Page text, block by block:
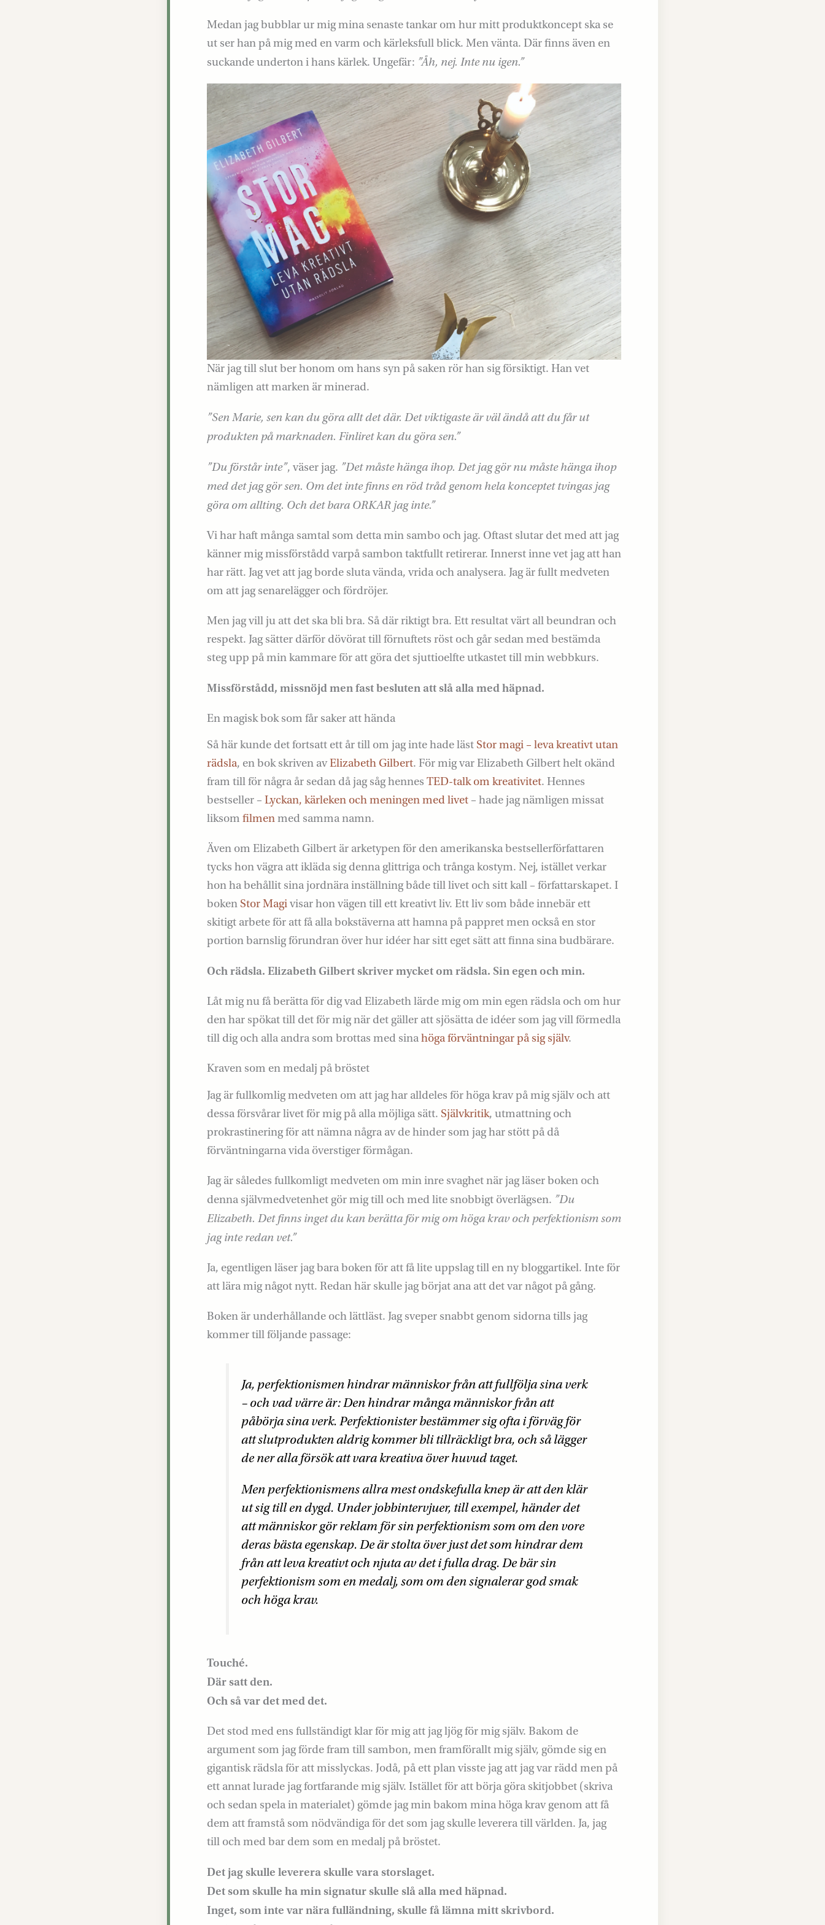
Medan jag bubblar ur mig mina senaste tankar om hur mitt produktkoncept ska se
ut ser han på mig med en varm och kärleksfull blick. Men vänta. Där finns även en
suckande underton i hans kärlek. Ungefär: ”Åh, nej. Inte nu igen.”
När jag till slut ber honom om hans syn på saken rör han sig försiktigt. Han vet
nämligen att marken är minerad.
”Sen Marie, sen kan du göra allt det där. Det viktigaste är väl ändå att du får ut
produkten på marknaden. Finliret kan du göra sen.”
”Du förstår inte”, väser jag. ”Det måste hänga ihop. Det jag gör nu måste hänga ihop
med det jag gör sen. Om det inte finns en röd tråd genom hela konceptet tvingas jag
göra om allting. Och det bara ORKAR jag inte.”
Vi har haft många samtal som detta min sambo och jag. Oftast slutar det med att jag
känner mig missförstådd varpå sambon taktfullt retirerar. Innerst inne vet jag att han
har rätt. Jag vet att jag borde sluta vända, vrida och analysera. Jag är fullt medveten
om att jag senarelägger och fördröjer.
Men jag vill ju att det ska bli bra. Så där riktigt bra. Ett resultat värt all beundran och
respekt. Jag sätter därför dövörat till förnuftets röst och går sedan med bestämda
steg upp på min kammare för att göra det sjuttioelfte utkastet till min webbkurs.
Missförstådd, missnöjd men fast besluten att slå alla med häpnad.
En magisk bok som får saker att hända
Så här kunde det fortsatt ett år till om jag inte hade läst Stor magi – leva kreativt utan
rädsla, en bok skriven avElizabeth Gilbert. För mig var Elizabeth Gilbert helt okänd
fram till för några år sedan då jag såg hennes TED-talk om kreativitet. Hennes
bestseller – Lyckan, kärleken och meningen med livet – hade jag nämligen missat
liksom filmenmed samma namn.
Även om Elizabeth Gilbert är arketypen för den amerikanska bestsellerförfattaren
tycks hon vägra att ikläda sig denna glittriga och trånga kostym. Nej, istället verkar
hon ha behållit sina jordnära inställning både till livet och sitt kall – författarskapet. I
boken Stor Magivisar hon vägen till ett kreativt liv. Ett liv som både innebär ett
skitigt arbete för att få alla bokstäverna att hamna på pappret men också en stor
portion barnslig förundran över hur idéer har sitt eget sätt att finna sina budbärare.
Och rädsla. Elizabeth Gilbert skriver mycket om rädsla. Sin egen och min.
Låt mig nu få berätta för dig vad Elizabeth lärde mig om min egen rädsla och om hur
den har spökat till det för mig när det gäller att sjösätta de idéer som jag vill förmedla
till dig och alla andra som brottas med sinahöga förväntningar på sig själv.
Kraven som en medalj på bröstet
Jag är fullkomlig medveten om att jag har alldeles för höga krav på mig själv och att
dessa försvårar livet för mig på alla möjliga sätt. Självkritik, utmattning och
prokrastinering för att nämna några av de hinder som jag har stött på då
förväntningarna vida överstiger förmågan.
Jag är således fullkomligt medveten om min inre svaghet när jag läser boken och
denna självmedvetenhet gör mig till och med lite snobbigt överlägsen. ”Du
Elizabeth. Det finns inget du kan berätta för mig om höga krav och perfektionism som
jag inte redan vet.”
Ja, egentligen läser jag bara boken för att få lite uppslag till en ny bloggartikel. Inte för
att lära mig något nytt. Redan här skulle jag börjat ana att det var något på gång.
Boken är underhållande och lättläst. Jag sveper snabbt genom sidorna tills jag
kommer till följande passage:
Ja, perfektionismen hindrar människor från att fullfölja sina verk
– och vad värre är: Den hindrar många människor från att
påbörja sina verk. Perfektionister bestämmer sig ofta i förväg för
att slutprodukten aldrig kommer bli tillräckligt bra, och så lägger
de ner alla försök att vara kreativa över huvud taget.
Men perfektionismens allra mest ondskefulla knep är att den klär
ut sig till en dygd. Under jobbintervjuer, till exempel, händer det
att människor gör reklam för sin perfektionism som om den vore
deras bästa egenskap. De är stolta över just det som hindrar dem
från att leva kreativt och njuta av det i fulla drag. De bär sin
perfektionism som en medalj, som om den signalerar god smak
och höga krav.
Touché.
Där satt den.
Och så var det med det.
Det stod med ens fullständigt klar för mig att jag ljög för mig själv. Bakom de
argument som jag förde fram till sambon, men framförallt mig själv, gömde sig en
gigantisk rädsla för att misslyckas. Jodå, på ett plan visste jag att jag var rädd men på
ett annat lurade jag fortfarande mig själv. Istället för att börja göra skitjobbet (skriva
och sedan spela in materialet) gömde jag min bakom mina höga krav genom att få
dem att framstå som nödvändiga för det som jag skulle leverera till världen. Ja, jag
till och med bar dem som en medalj på bröstet.
Det jag skulle leverera skulle vara storslaget.
Det som skulle ha min signatur skulle slå alla med häpnad.
Inget, som inte var nära fulländning, skulle få lämna mitt skrivbord.